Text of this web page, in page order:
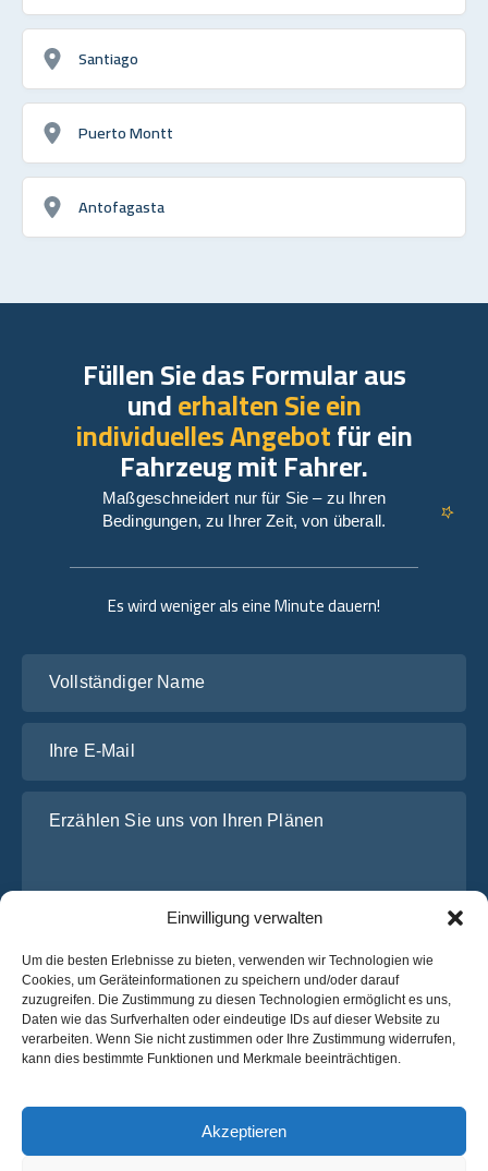
Einwilligung verwalten
Um die besten Erlebnisse zu bieten, verwenden wir Technologien wie
Cookies, um Geräteinformationen zu speichern und/oder darauf
zuzugreifen. Die Zustimmung zu diesen Technologien ermöglicht es uns,
Daten wie das Surfverhalten oder eindeutige IDs auf dieser Website zu
verarbeiten. Wenn Sie nicht zustimmen oder Ihre Zustimmung widerrufen,
kann dies bestimmte Funktionen und Merkmale beeinträchtigen.
Akzeptieren
Santiago
Puerto Montt
Antofagasta
Es wird weniger als eine Minute dauern!
Ich habe dieDatenschutz-Bestimmungenvon OsaBus
gelesen und stimme ihnen zu.
Ein Angebot einholen
Füllen Sie das Formular aus
underhalten Sie ein
individuelles Angebotfür ein
Fahrzeug mit Fahrer.
Maßgeschneidert nur für Sie – zu Ihren
Bedingungen, zu Ihrer Zeit, von überall.